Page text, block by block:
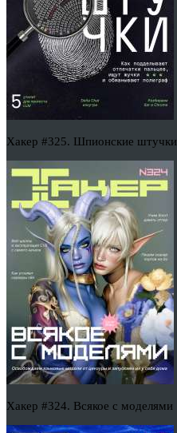
Хакер #325. Шпионские штучки
Хакер #324. Всякое с моделями